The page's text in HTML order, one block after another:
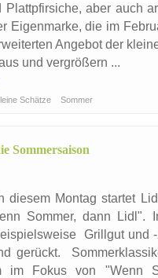
Plattpfirsiche, aber auch
Eigenmarke, die im
Angebot der
und vergrößern ...
Schätze Sommer
Sommersaison
diesem Montag startet
Sommer, dann Lidl".
Grillgut und
gerückt.
im Fokus von "Wenn